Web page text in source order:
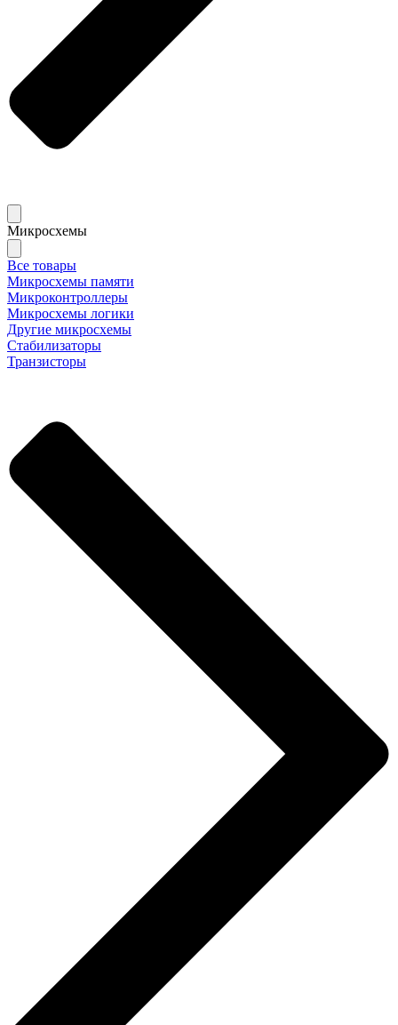
Микросхемы
Все товары
Микросхемы памяти
Микроконтроллеры
Микросхемы логики
Другие микросхемы
Стабилизаторы
Транзисторы